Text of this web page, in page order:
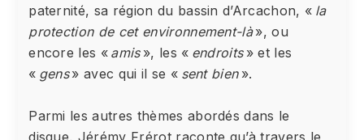
paternité, sa région du bassin d’Arcachon, « la
protection de cet environnement-là», ou
encore les « amis», les « endroits» et les
« gens» avec qui il se « sent bien».
Parmi les autres thèmes abordés dans le
disque, Jérémy Frérot raconte qu’à travers le